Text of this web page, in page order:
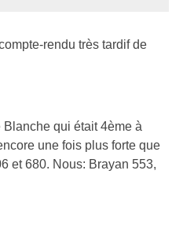
rendu très tardif de
qui était 4ème à
une fois plus forte que
et 680. Nous: Brayan 553,